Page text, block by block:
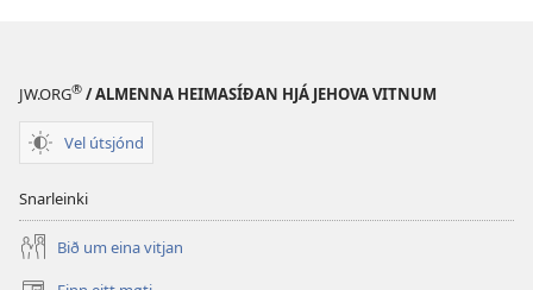
JW.ORG® / ALMENNA HEIMASÍÐAN HJÁ JEHOVA VITNUM
Vel útsjónd
Snarleinki
Bið um eina vitjan